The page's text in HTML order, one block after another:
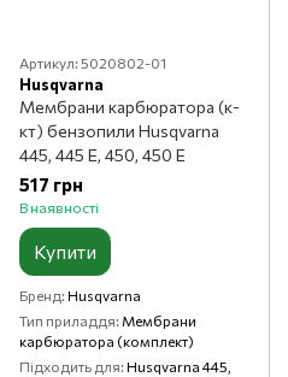
Артикул: 5020802-01
Husqvarna
Мембрани карбюратора (к-
кт) бензопили Husqvarna
445, 445 E, 450, 450 E
517 грн
В наявності
Купити
Бренд Husqvarna
Тип приладдя Мембрани
карбюратора (комплект)
Підходить для Husqvarna 445,